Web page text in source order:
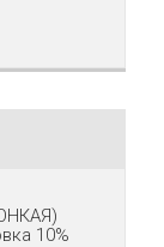
10%